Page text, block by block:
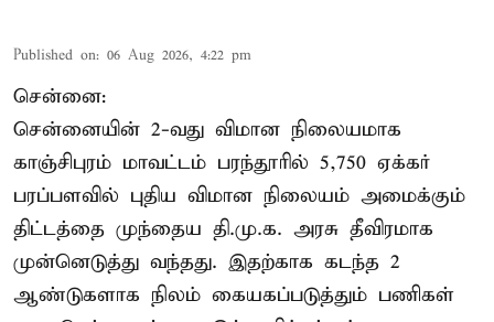
Published on: 06 Aug 2026, 4:22 pm
சென்னை:
சென்னையின் 2-வது விமான நிலையமாக
காஞ்சிபுரம் மாவட்டம் பரந்தூரில் 5,750 ஏக்கர்
பரப்பளவில் புதிய விமான நிலையம் அமைக்கும்
திட்டத்தை முந்தைய தி.மு.க. அரசு தீவிரமாக
முன்னெடுத்து வந்தது. இதற்காக கடந்த 2
ஆண்டுகளாக நிலம் கையகப்படுத்தும் பணிகள்